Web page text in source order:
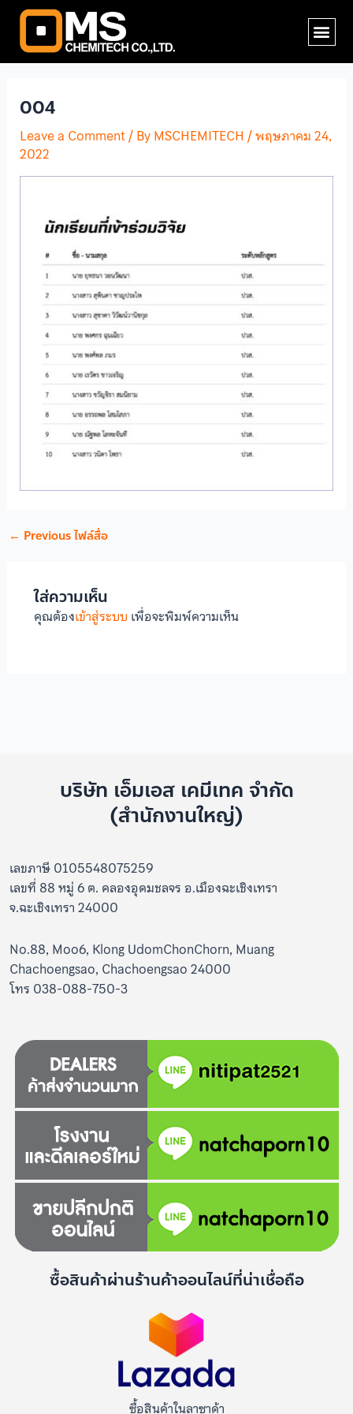
Skip
content
004
Leave a Comment/ ByMSCHEMITECH /พฤษภาคม 24,
2022
Post
navigation
← Previous ไฟล์สื่อ
ใส่ความเห็น
คุณต้องเข้าสู่ระบบ เพื่อจะพิมพ์ความเห็น
บริษัท เอ็มเอส เคมีเทค จำกัด
(สำนักงานใหญ่)
เลขภาษี 0105548075259
เลขที่ 88 หมู่ 6 ต. คลองอุดมชลจร อ.เมืองฉะเชิงเทรา
จ.ฉะเชิงเทรา 24000
No.88, Moo6, Klong UdomChonChorn, Muang
Chachoengsao, Chachoengsao 24000
โทร 038-088-750-3
ซื้อสินค้าผ่านร้านค้าออนไลน์ที่น่าเชื่อถือ
ซื้อสินค้าในลาซาด้า